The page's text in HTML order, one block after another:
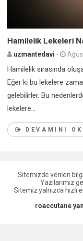
Hamilelik Lekeleri
uzmantedavi -
Hamilelik sırasında
Eğer ki bu lekelere
gelebilirler. Bu
lekelere...
DEVAMINI
Sitemizde verilen
Yazılarımız
Sitemiz yalnızca hızlı
roaccutane